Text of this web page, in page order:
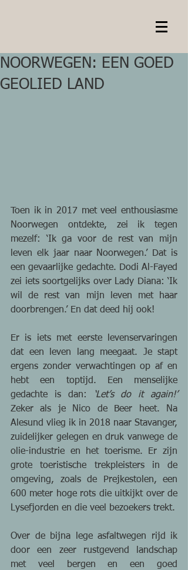
NOORWEGEN: EEN GOED
GEOLIED LAND
Toen ik in 2017 met veel enthousiasme
Noorwegen ontdekte, zei ik tegen
mezelf: ‘Ik ga voor de rest van mijn
leven elk jaar naar Noorwegen.’ Dat is
een gevaarlijke gedachte. Dodi Al-Fayed
zei iets soortgelijks over Lady Diana: ‘Ik
wil de rest van mijn leven met haar
doorbrengen.’ En dat deed hij ook!
Er is iets met eerste levenservaringen
dat een leven lang meegaat. Je stapt
ergens zonder verwachtingen op af en
hebt een toptijd. Een menselijke
gedachte is dan:
‘Let’s do it again!’
Zeker als je Nico de Beer heet. Na
Alesund vlieg ik in 2018 naar Stavanger,
zuidelijker gelegen en druk vanwege de
olie-industrie en het toerisme. Er zijn
grote toeristische trekpleisters in de
omgeving, zoals de Prejkestolen, een
600 meter hoge rots die uitkijkt over de
Lysefjorden en die veel bezoekers trekt.
Over de bijna lege asfaltwegen rijd ik
door een zeer rustgevend landschap
met veel bergen en een goed